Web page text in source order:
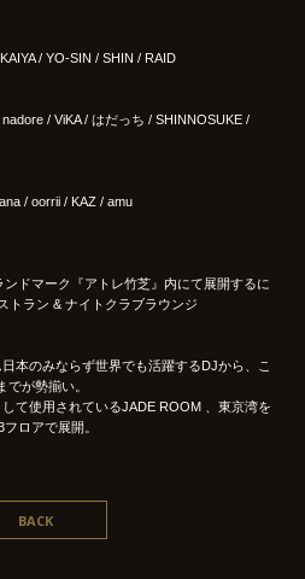
/ YO-SIN / SHIN / RAID
/ ViKA / はだっち / SHINNOSUKE /
/ oorrii / KAZ / amu
ンドマーク『アトレ竹芝』内にて展開するに
トラン & ナイトクラブラウンジ
本のみならず世界でも活躍するDJから、こ
が勢揃い。
て使用されているJADE ROOM 、東京湾を
ロアで展開。
BACK